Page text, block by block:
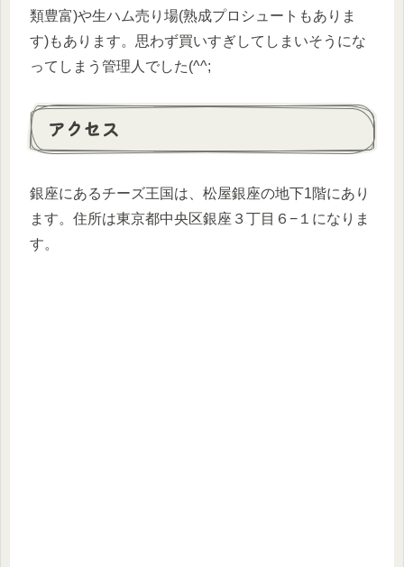
類豊富)や生ハム売り場(熟成プロシュートもありま
す)もあります。思わず買いすぎしてしまいそうにな
ってしまう管理人でした(^^;
アクセス
銀座にあるチーズ王国は、松屋銀座の地下1階にあり
ます。住所は東京都中央区銀座３丁目６−１になりま
す。